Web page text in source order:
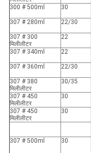
300 # 500ml 30
307 # 280ml 22/30
307 # 300
मिलीलीटर
22
307 # 340ml 22
307 # 360ml 22/30
307 # 380
मिलीलीटर
30/35
307 # 450
मिलीलीटर
30
307 # 450
मिलीलीटर
30
307 # 500ml 30